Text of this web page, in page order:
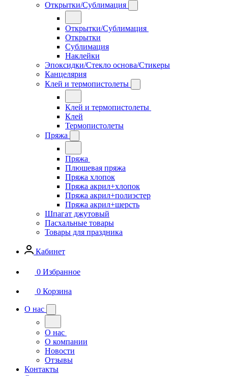
Открытки/Сублимация
Открытки/Сублимация
Открытки
Сублимация
Наклейки
Эпоксидки/Стекло основа/Стикеры
Канцелярия
Клей и термопистолеты
Клей и термопистолеты
Клей
Термопистолеты
Пряжа
Пряжа
Плюшевая пряжа
Пряжа хлопок
Пряжа акрил+хлопок
Пряжа акрил+полиэстер
Пряжа акрил+шерсть
Шпагат джутовый
Пасхальные товары
Товары для праздника
Кабинет
0 Избранное
0 Корзина
О нас
О нас
О компании
Новости
Отзывы
Контакты